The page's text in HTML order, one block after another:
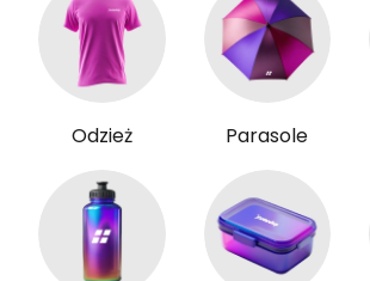
Odzież Parasole